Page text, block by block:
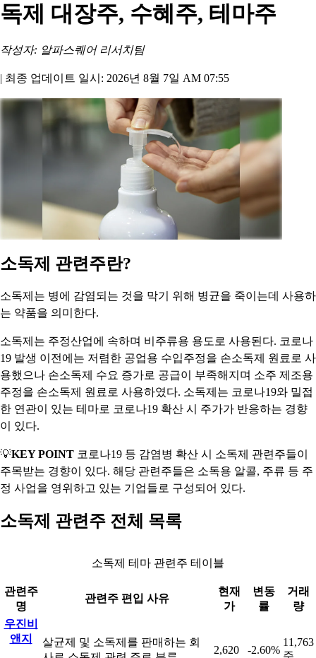
독제 대장주, 수혜주, 테마주
작성자: 알파스퀘어 리서치팀
| 최종 업데이트 일시: 2026년 8월 7일 AM 07:55
소독제 관련주란?
소독제는 병에 감염되는 것을 막기 위해 병균을 죽이는데 사용하
는 약품을 의미한다.
소독제는 주정산업에 속하며 비주류용 용도로 사용된다. 코로나
19 발생 이전에는 저렴한 공업용 수입주정을 손소독제 원료로 사
용했으나 손소독제 수요 증가로 공급이 부족해지며 소주 제조용
주정을 손소독제 원료로 사용하였다. 소독제는 코로나19와 밀접
한 연관이 있는 테마로 코로나19 확산 시 주가가 반응하는 경향
이 있다.
💡KEY POINT 코로나19 등 감염병 확산 시 소독제 관련주들이
주목받는 경향이 있다. 해당 관련주들은 소독용 알콜, 주류 등 주
정 사업을 영위하고 있는 기업들로 구성되어 있다.
소독제 관련주 전체 목록
소독제 테마 관련주 테이블
관련주
명
관련주 편입 사유
현재
가
변동
률
거래
량
우진비
앤지
살균제 및 소독제를 판매하는 회
2,620 -2.60%
11,763
주